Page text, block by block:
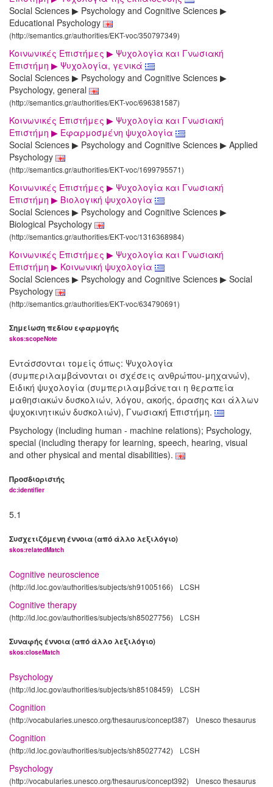
Social Sciences ▶ Psychology and Cognitive Sciences ▶
Educational Psychology
(http://semantics.gr/authorities/EKT-voc/350797349)
Κοινωνικές Επιστήμες ▶ Ψυχολογία και Γνωσιακή
Επιστήμη ▶ Ψυχολογία, γενικά
Social Sciences ▶ Psychology and Cognitive Sciences ▶
Psychology, general
(http://semantics.gr/authorities/EKT-voc/696381587)
Κοινωνικές Επιστήμες ▶ Ψυχολογία και Γνωσιακή
Επιστήμη ▶ Εφαρμοσμένη ψυχολογία
Social Sciences ▶ Psychology and Cognitive Sciences ▶ Applied
Psychology
(http://semantics.gr/authorities/EKT-voc/1699795571)
Κοινωνικές Επιστήμες ▶ Ψυχολογία και Γνωσιακή
Επιστήμη ▶ Βιολογική ψυχολογία
Social Sciences ▶ Psychology and Cognitive Sciences ▶
Biological Psychology
(http://semantics.gr/authorities/EKT-voc/1316368984)
Κοινωνικές Επιστήμες ▶ Ψυχολογία και Γνωσιακή
Επιστήμη ▶ Κοινωνική ψυχολογία
Social Sciences ▶ Psychology and Cognitive Sciences ▶ Social
Psychology
(http://semantics.gr/authorities/EKT-voc/634790691)
Σημείωση πεδίου εφαρμογής
skos:scopeNote
Εντάσσονται τομείς όπως: Ψυχολογία
(συμπεριλαμβάνονται οι σχέσεις ανθρώπου-μηχανών),
Ειδική ψυχολογία (συμπεριλαμβάνεται η θεραπεία
μαθησιακών δυσκολιών, λόγου, ακοής, όρασης και άλλων
ψυχοκινητικών δυσκολιών), Γνωσιακή Επιστήμη.
Psychology (including human - machine relations); Psychology,
special (including therapy for learning, speech, hearing, visual
and other physical and mental disabilities).
Προσδιοριστής
dc:identifier
5.1
Συσχετιζόμενη έννοια (από άλλο λεξιλόγιο)
skos:relatedMatch
Cognitive neuroscience
(http://id.loc.gov/authorities/subjects/sh91005166) LCSH
Cognitive therapy
(http://id.loc.gov/authorities/subjects/sh85027756) LCSH
Συναφής έννοια (από άλλο λεξιλόγιο)
skos:closeMatch
Psychology
(http://id.loc.gov/authorities/subjects/sh85108459) LCSH
Cognition
(http://vocabularies.unesco.org/thesaurus/concept387) Unesco thesaurus
Cognition
(http://id.loc.gov/authorities/subjects/sh85027742) LCSH
Psychology
(http://vocabularies.unesco.org/thesaurus/concept392) Unesco thesaurus